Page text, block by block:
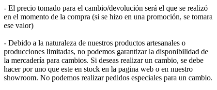
- El precio tomado para el cambio/devolución será el que se realizó
en el momento de la compra (si se hizo en una promoción, se tomara
ese valor)
- Debido a la naturaleza de nuestros productos artesanales o
producciones limitadas, no podemos garantizar la disponibilidad de
la mercadería para cambios. Si deseas realizar un cambio, se debe
hacer por uno que este en stock en la pagina web o en nuestro
showroom. No podemos realizar pedidos especiales para un cambio.